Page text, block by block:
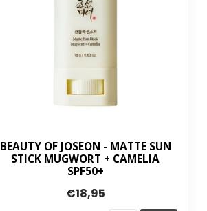
BEAUTY OF JOSEON - MATTE SUN
STICK MUGWORT + CAMELIA
SPF50+
€18,95